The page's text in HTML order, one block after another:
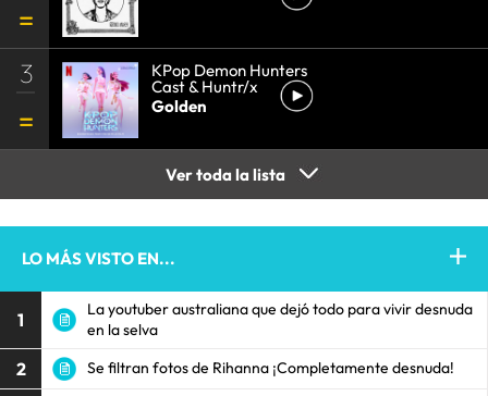
3 KPop Demon Hunters
Cast & Huntr/x
Golden
Ver toda la lista
LO MÁS VISTO EN...
1
La youtuber australiana que dejó todo para vivir desnuda
en la selva
2 Se filtran fotos de Rihanna ¡Completamente desnuda!